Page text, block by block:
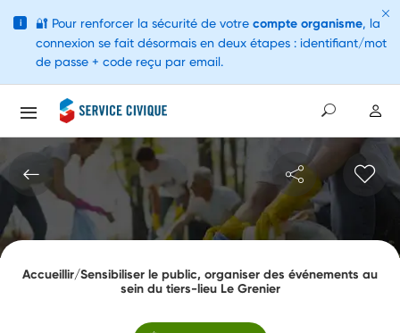
Accueillir/Sensibiliser le public, organiser des événements au
sein du tiers-lieu Le Grenier
i 🔐 Pour renforcer la sécurité de votre compte organisme, la
connexion se fait désormais en deux étapes : identifiant/mot
de passe + code reçu par email.